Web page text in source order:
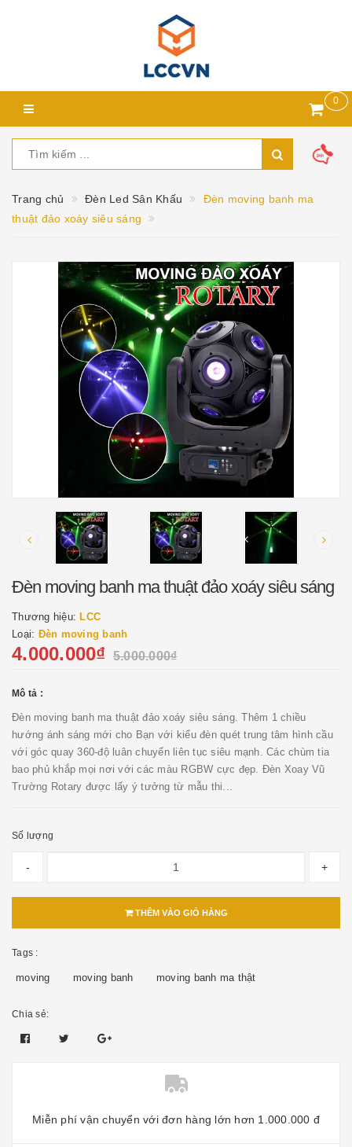
0
Trang chủ Đèn Led Sân Khấu
Đèn moving banh ma
thuật đảo xoáy siêu sáng
Đèn moving banh ma thuật đảo xoáy siêu sáng
Thương hiệu: LCC
Loại: Đèn moving banh
4.000.000₫ 5.000.000₫
Mô tả :
Đèn moving banh ma thuật đảo xoáy siêu sáng. Thêm 1 chiều
hướng ánh sáng mới cho Bạn với kiểu đèn quét trung tâm hình cầu
với góc quay 360-độ luân chuyển liên tục siêu mạnh. Các chùm tia
bao phủ khắp mọi nơi với các màu RGBW cực đẹp. Đèn Xoay Vũ
Trường Rotary được lấy ý tưởng từ mẫu thi...
Số lượng
- +
THÊM VÀO GIỎ HÀNG
Tags :
moving moving banh moving banh ma thật
Chia sẻ:
Miễn phí vận chuyển với đơn hàng lớn hơn 1.000.000 đ